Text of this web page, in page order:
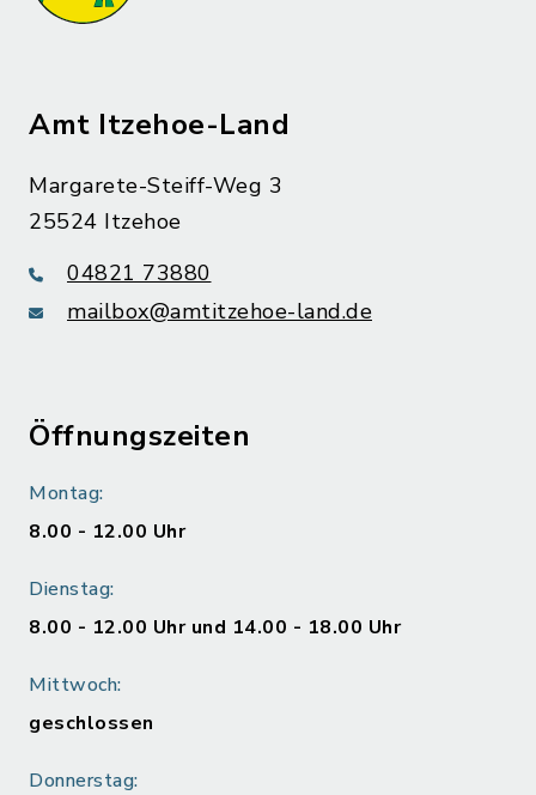
Amt Itzehoe-Land
Margarete-Steiff-Weg 3
25524 Itzehoe
04821 73880
mailbox@amtitzehoe-land.de
Öffnungszeiten
Montag:
8.00 - 12.00 Uhr
Dienstag:
8.00 - 12.00 Uhr und 14.00 - 18.00 Uhr
Mittwoch:
geschlossen
Donnerstag: